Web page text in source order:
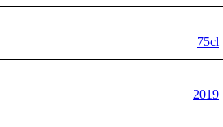
75cl
2019